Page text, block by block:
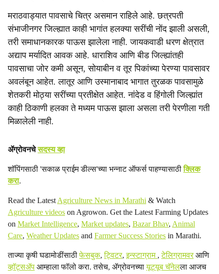
मराठवाड्यात पावसाचे चित्र असमान राहिले आहे. छत्रपती
संभाजीनगर जिल्ह्यात काही भागांत हलक्या सरींची नोंद झाली असली,
तरी समाधानकारक पाऊस झालेला नाही. जायकवाडी धरण क्षेत्रात
अद्याप मर्यादित आवक आहे. धाराशिव आणि बीड जिल्ह्यांतही
पावसाचा जोर कमी असून, सोयाबीन व तूर पिकांच्या पेरण्या पावसावर
अवलंबून आहेत. लातूर आणि उस्मानाबाद भागात तुरळक पावसामुळे
शेतकरी मोठ्या सरींच्या प्रतीक्षेत आहेत. नांदेड व हिंगोली जिल्ह्यांत
काही ठिकाणी हलका ते मध्यम पाऊस झाला असला तरी पेरणीला गती
मिळालेली नाही.
ॲग्रोवनचेसदस्य व्हा
शॉपिंगसाठी 'सकाळ प्राईम डील्स'च्या भन्नाट ऑफर्स पाहण्यासाठीक्लिक
करा.
Read the Latest Agriculture News in Marathi & Watch
Agriculture videos on Agrowon. Get the Latest Farming Updates
on Market Intelligence, Market updates, Bazar Bhav, Animal
Care, Weather Updates and Farmer Success Stories in Marathi.
ताज्या कृषी घडामोडींसाठीफेसबुक,ट्विटर,इन्स्टाग्राम ,टेलिग्रामवरआणि
व्हॉट्सॲप आम्हाला फॉलो करा. तसेच, ॲग्रोवनच्यायूट्यूब चॅनेलला आजच